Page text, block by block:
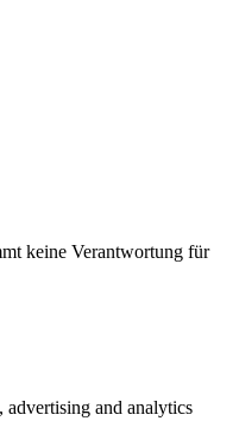
keine Verantwortung für
advertising and analytics